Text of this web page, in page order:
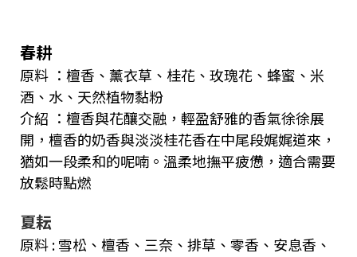
春耕
原料 ：檀香、薰衣草、桂花、玫瑰花、蜂蜜、米
酒、水、天然植物黏粉
介紹 ：檀香與花釀交融，輕盈舒雅的香氣徐徐展
開，檀香的奶香與淡淡桂花香在中尾段娓娓道來，
猶如一段柔和的呢喃。溫柔地撫平疲憊，適合需要
放鬆時點燃
夏耘
原料 : 雪松、檀香、三奈、排草、零香、安息香、